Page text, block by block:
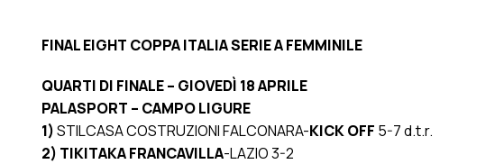
FINAL EIGHT COPPA ITALIA SERIE A FEMMINILE
QUARTI DI FINALE – GIOVEDÌ 18 APRILE
PALASPORT – CAMPO LIGURE
1)STILCASA COSTRUZIONI FALCONARA-KICK OFF 5-7 d.t.r.
2) TIKITAKA FRANCAVILLA-LAZIO 3-2